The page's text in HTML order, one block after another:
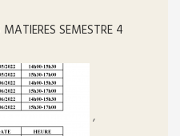
SEMESTRE 4
,